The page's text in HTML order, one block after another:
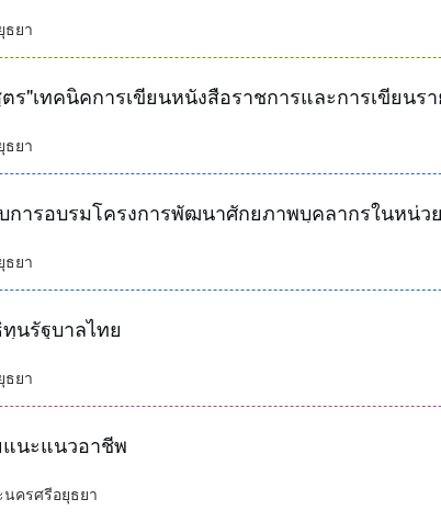
ธยา
ร"เทคนิคการเขียนหนังสือราชการและการเขียนร
ธยา
การอบรมโครงการพัฒนาศักยภาพบุคลากรในหน่ว
ธยา
นรัฐบาลไทย
ธยา
แนะแนวอาชีพ
ครศรีอยุธยา